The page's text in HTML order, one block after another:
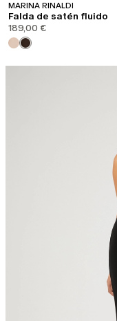
MARINA RINALDI
Falda de satén fluido
189,00 €